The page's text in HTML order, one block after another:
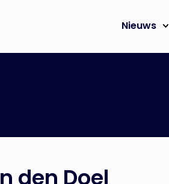
Nieuws
den Doel